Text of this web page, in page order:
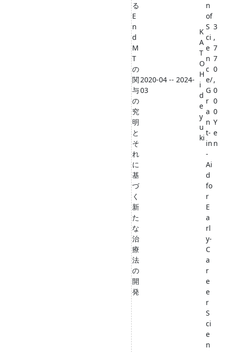
る
E
n
d
M
T
の
関
与
の
究
明
と
そ
れ
に
基
づ
く
新
た
な
治
療
法
の
開
発
2020-04 -- 2024-
03
K
A
T
O
H
i
d
e
y
u
ki
n
of
S
ci
e
n
c
e/
G
r
a
n
t-
in
-
Ai
d
fo
r
E
a
rl
y-
C
a
r
e
e
r
S
ci
e
n
3
,
7
7
0
,
0
0
0
Y
e
n